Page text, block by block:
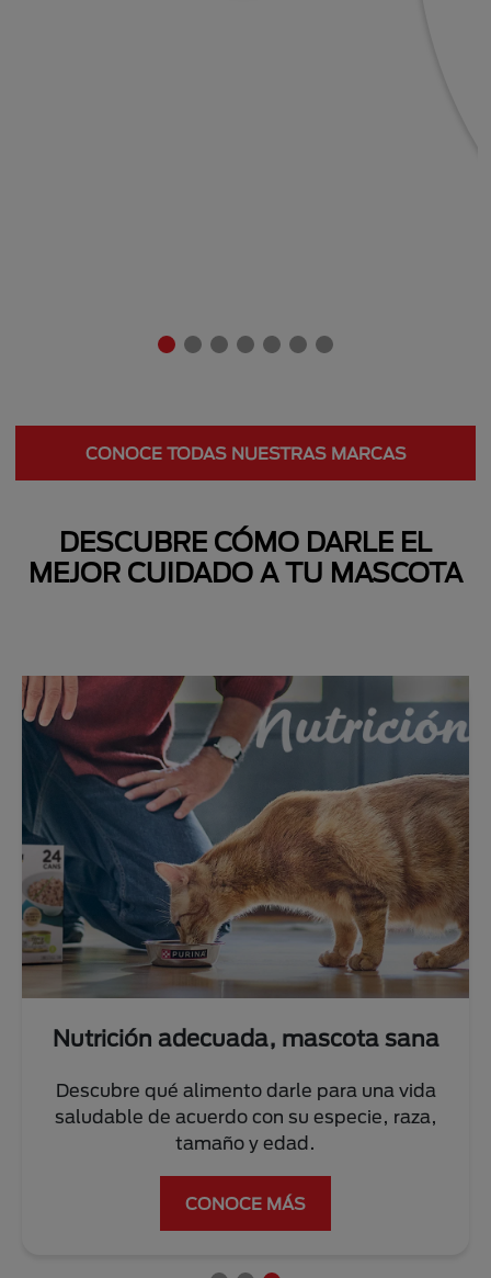
Next
CONOCE TODAS NUESTRAS MARCAS
DESCUBRE CÓMO DARLE EL
MEJOR CUIDADO A TU MASCOTA
Nutrición adecuada, mascota sana
Descubre qué alimento darle para una vida
saludable de acuerdo con su especie, raza,
tamaño y edad.
CONOCE MÁS